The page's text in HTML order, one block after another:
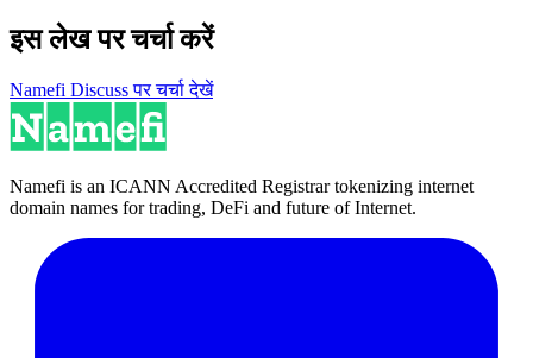
इस लेख पर चर्चा करें
Namefi Discuss पर चर्चा देखें
Namefi is an ICANN Accredited Registrar tokenizing internet
domain names for trading, DeFi and future of Internet.